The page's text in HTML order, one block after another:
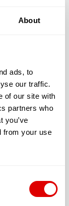
About
ads, to
our traffic.
of our site with
partners who
you’ve
from your use
avec :